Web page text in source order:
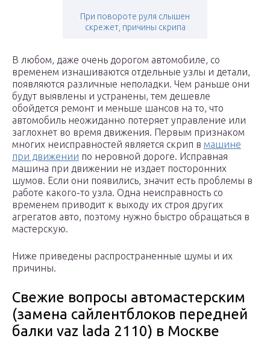
При повороте руля слышен
скрежет, причины скрипа
В любом, даже очень дорогом автомобиле, со
временем изнашиваются отдельные узлы и детали,
появляются различные неполадки. Чем раньше они
будут выявлены и устранены, тем дешевле
обойдется ремонт и меньше шансов на то, что
автомобиль неожиданно потеряет управление или
заглохнет во время движения. Первым признаком
многих неисправностей является скрип в машине
при движении по неровной дороге. Исправная
машина при движении не издает посторонних
шумов. Если они появились, значит есть проблемы в
работе какого-то узла. Одна неисправность со
временем приводит к выходу их строя других
агрегатов авто, поэтому нужно быстро обращаться в
мастерскую.
Ниже приведены распространенные шумы и их
причины.
Свежие вопросы автомастерским
(замена сайлентблоков передней
балки vaz lada 2110) в Москве